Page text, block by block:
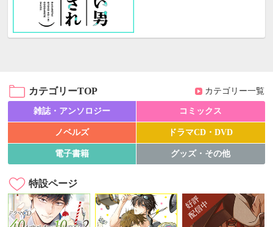
カテゴリーTOP カテゴリー一覧
雑誌・アンソロジー コミックス
ノベルズ ドラマCD・DVD
電子書籍 グッズ・その他
特設ページ